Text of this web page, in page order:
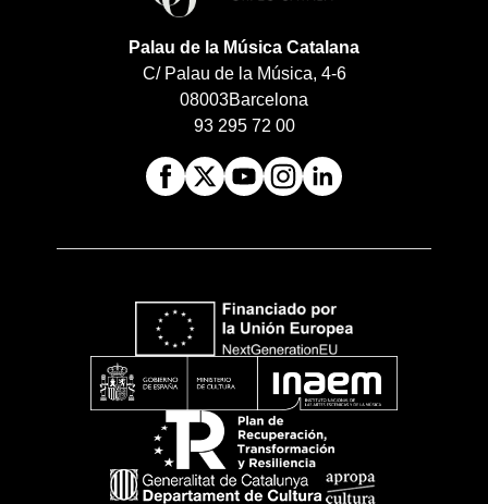
Palau de la Música Catalana
C/ Palau de la Música, 4-6
08003Barcelona
93 295 72 00